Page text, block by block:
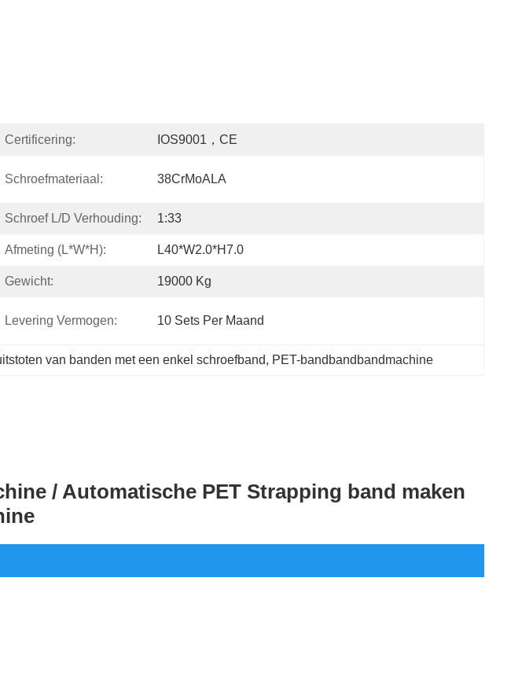
Certificering: IOS9001，CE
Schroefmateriaal: 38CrMoALA
Schroef L/D Verhouding: 1:33
Afmeting (l*w*h): L40*W2.0*H7.0
Gewicht: 19000 Kg
Levering Vermogen: 10 Sets Per Maand
van banden met een enkel schroefband, PET-bandbandbandmachine
/ Automatische PET Strapping band maken